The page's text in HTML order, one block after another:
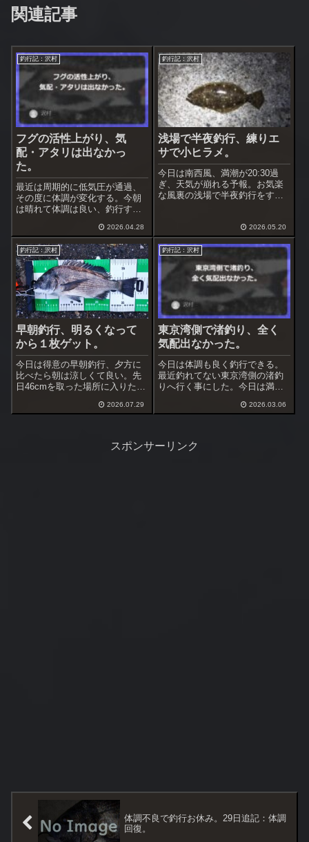
関連記事
釣行記：沢村
フグの活性上がり、気
配・アタリは出なかっ
た。
最近は周期的に低気圧が通過、
その度に体調が変化する。今朝
は晴れて体調は良い、釣行する
クロスが暗い時間帯に使えるか
調査を兼ねる。
2026.04.28
釣行記：沢村
浅場で半夜釣行、練りエ
サで小ヒラメ。
今日は南西風、満潮が20:30過
ぎ、天気が崩れる予報。お気楽
な風裏の浅場で半夜釣行をする
秋に黒鯛を上げているが半夜で
の経験は１回のみ。
2026.05.20
釣行記：沢村
早朝釣行、明るくなって
から１枚ゲット。
今日は得意の早朝釣行、夕方に
比べたら朝は涼しくて良い。先
日46cmを取った場所に入りたい
え、道具類は全て積み込む。到
2026.07.29
釣行記：沢村
東京湾側で渚釣り、全く
気配出なかった。
今日は体調も良く釣行できる。
最近釣れてない東京湾側の渚釣
りへ行く事にした。今日は満潮
遅めの開始とした。途中、寄り
2026.03.06
スポンサーリンク
体調不良で釣行お休み。29日追記：体調
回復。